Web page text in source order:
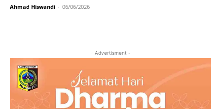
Ahmad Hiswandi - 06/06/2026
- Advertisment -